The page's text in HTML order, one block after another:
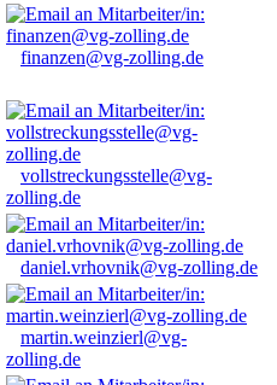
finanzen@vg-zolling.de
vollstreckungsstelle@vg-
zolling.de
daniel.vrhovnik@vg-zolling.de
martin.weinzierl@vg-
zolling.de